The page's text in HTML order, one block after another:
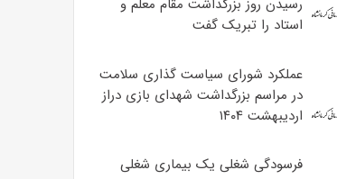
رسیدن روز بزرگداشت مقام معلم و
استاد را تبریک گفت
عملکرد شورای سیاست گذاری سلامت
در مراسم بزرگداشت شهدای بازی دراز
اردیبهشت ۱۴۰۴
فرسودگی شغلی یک بیماری شغلی